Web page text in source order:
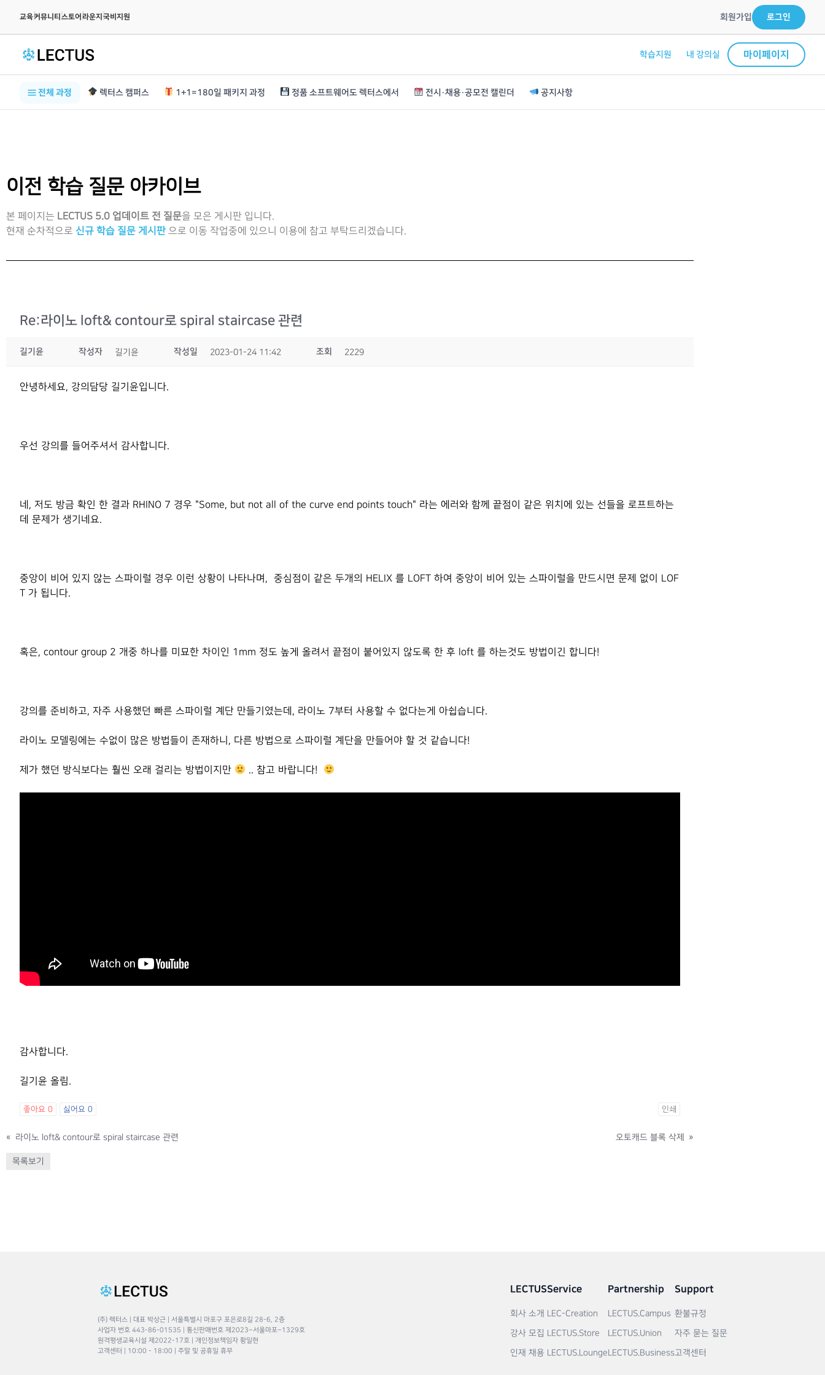
교육|커뮤니티 |스토어 |라운지 |국비지원 회원가입 로그인
학습지원 내 강의실 마이페이지
전체 과정 렉터스 캠퍼스 1+1=180일 패키지 과정 정품 소프트웨어도 렉터스에서 전시·채용·공모전 캘린더 공지사항
이전 학습 질문 아카이브
본 페이지는 LECTUS 5.0 업데이트 전 질문을 모은 게시판 입니다.
현재 순차적으로 신규 학습 질문 게시판 으로 이동 작업중에 있으니 이용에 참고 부탁드리겠습니다.
Re:라이노 loft& contour로 spiral staircase 관련
길기윤 작성자 길기윤 작성일 2023-01-24 11:42 조회 2229
안녕하세요, 강의담당 길기윤입니다.
우선 강의를 들어주셔서 감사합니다.
네, 저도 방금 확인 한 결과 RHINO 7 경우 "Some, but not all of the curve end points touch" 라는 에러와 함께 끝점이 같은 위치에 있는 선들을 로프트하는
데 문제가 생기네요.
중앙이 비어 있지 않는 스파이럴 경우 이런 상황이 나타나며, 중심점이 같은 두개의 HELIX 를 LOFT 하여 중앙이 비어 있는 스파이럴을 만드시면 문제 없이 LOF
T 가 됩니다.
혹은, contour group 2 개중 하나를 미묘한 차이인 1mm 정도 높게 올려서 끝점이 붙어있지 않도록 한 후 loft 를 하는것도 방법이긴 합니다!
강의를 준비하고, 자주 사용했던 빠른 스파이럴 계단 만들기였는데, 라이노 7부터 사용할 수 없다는게 아쉽습니다.
라이노 모델링에는 수없이 많은 방법들이 존재하니, 다른 방법으로 스파이럴 계단을 만들어야 할 것 같습니다!
제가 했던 방식보다는 훨씬 오래 걸리는 방법이지만 .. 참고 바랍니다!
감사합니다.
길기윤 올림.
좋아요 0 싫어요 0 인쇄
« 라이노 loft& contour로 spiral staircase 관련 오토캐드 블록 삭제 »
목록보기
(주) 렉터스 | 대표 박상근 | 서울특별시 마포구 포은로8길 28-6, 2층
사업자 번호 443-86-01535 | 통신판매번호 제2023–서울마포–1329호
원격평생교육시설 제2022-17호 | 개인정보책임자 황일현
고객센터 | 10:00 - 18:00 | 주말 및 공휴일 휴무
LECTUS
회사 소개
강사 모집
인재 채용
Service
LEC-Creation
LECTUS.Store
LECTUS.Lounge
Partnership
LECTUS.Campus
LECTUS.Union
LECTUS.Business
Support
환불규정
자주 묻는 질문
고객센터